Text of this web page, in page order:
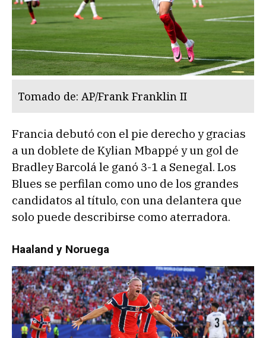
Tomado de: AP/Frank Franklin II
Francia debutó con el pie derecho y gracias
a un doblete de Kylian Mbappé y un gol de
Bradley Barcolá le ganó 3-1 a Senegal. Los
Blues se perfilan como uno de los grandes
candidatos al título, con una delantera que
solo puede describirse como aterradora.
Haaland y Noruega